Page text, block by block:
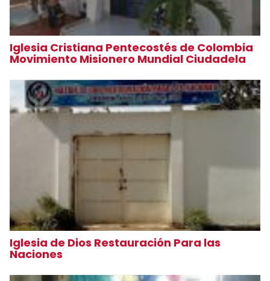
Iglesia Cristiana Pentecostés de Colombia
Movimiento Misionero Mundial Ciudadela
Iglesia de Dios Restauración Para las
Naciones